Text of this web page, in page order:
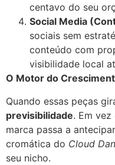
centavo do seu
Social Media
sociais sem
conteúdo com
visibilidade local
O Motor do
Quando essas peças
previsibilidade. Em
marca passa a
cromática do Cloud
seu nicho.